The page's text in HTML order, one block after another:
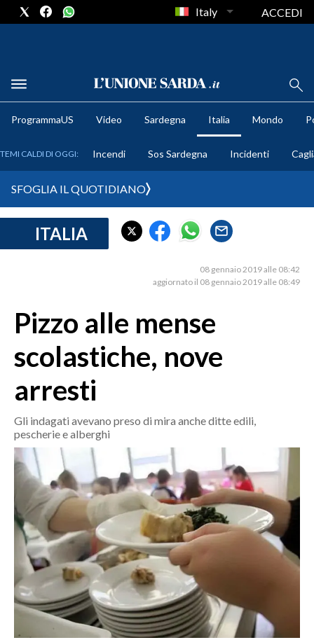
METEO
CRONACA SARDEGNA
MEDIO CAMPIDANO
SASSARI E PROVINCIA
NUORO E PROVINCIA
OGLIASTRA
AGENDA
CRONACA
ITALIA
MONDO
POLITICA
ECONOMIA
SERVIZI ALLE IMPRESE
Italy ACCEDI
ProgrammaUS Video Sardegna Italia Mondo
TEMI CALDI DI OGGI: Incendi Sos Sardegna Incidenti
SFOGLIA IL QUOTIDIANO
ITALIA
08 gennaio 2019 alle 08:42
aggiornato il 08 gennaio 2019 alle 08:49
Pizzo alle mense
scolastiche, nove
arresti
Gli indagati avevano preso di mira anche ditte edili,
pescherie e alberghi